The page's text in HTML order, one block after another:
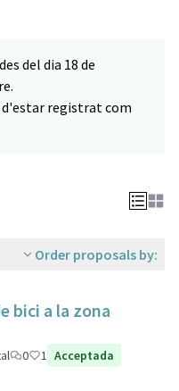
del dia 18 de
registrat com
Order proposals by:
bici a la zona
0 1 Acceptada